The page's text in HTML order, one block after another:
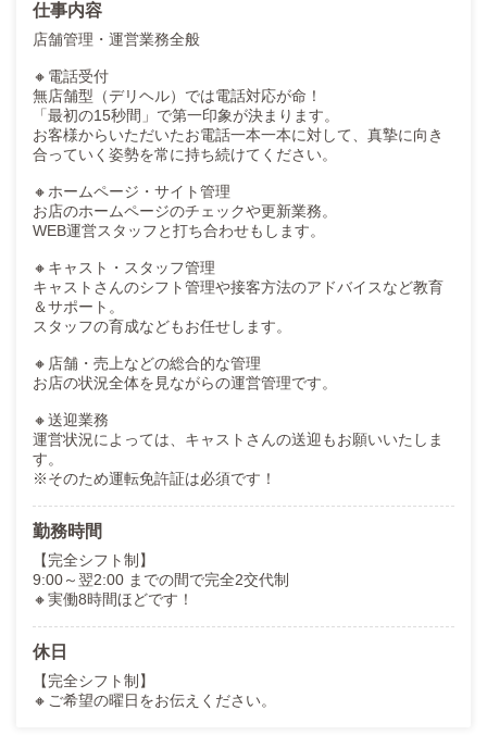
仕事内容
店舗管理・運営業務全般
🔸電話受付
無店舗型（デリヘル）では電話対応が命！
「最初の15秒間」で第一印象が決まります。
お客様からいただいたお電話一本一本に対して、真摯に向き
合っていく姿勢を常に持ち続けてください。
🔸ホームページ・サイト管理
お店のホームページのチェックや更新業務。
WEB運営スタッフと打ち合わせもします。
🔸キャスト・スタッフ管理
キャストさんのシフト管理や接客方法のアドバイスなど教育
＆サポート。
スタッフの育成などもお任せします。
🔸店舗・売上などの総合的な管理
お店の状況全体を見ながらの運営管理です。
🔸送迎業務
運営状況によっては、キャストさんの送迎もお願いいたしま
す。
※そのため運転免許証は必須です！
勤務時間
【完全シフト制】
9:00～翌2:00 までの間で完全2交代制
🔸実働8時間ほどです！
休日
【完全シフト制】
🔸ご希望の曜日をお伝えください。